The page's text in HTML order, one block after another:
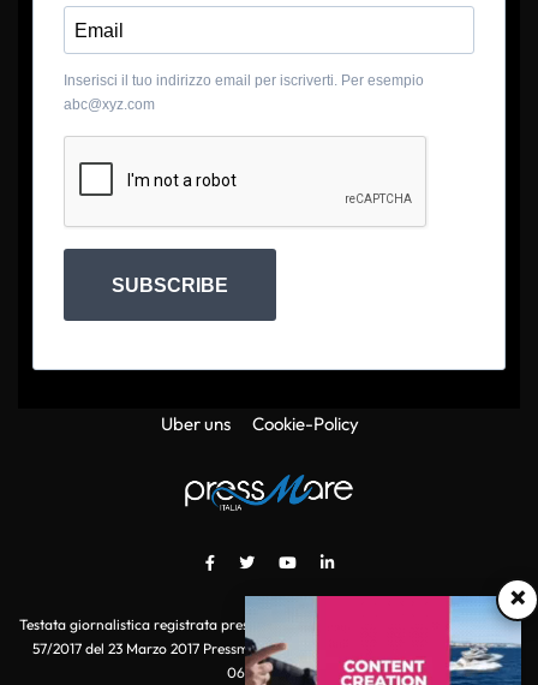
×
Inserisci il tuo indirizzo email per iscriverti. Per esempio
abc@xyz.com
SUBSCRIBE
Uber uns Cookie-Policy
Testata giornalistica registrata presso il Tribunale di Roma con autorizzazione
57/2017 del 23 Marzo 2017 Pressmare.it è un marchio di S.P.E.N. Srl - P.IVA
06511641000